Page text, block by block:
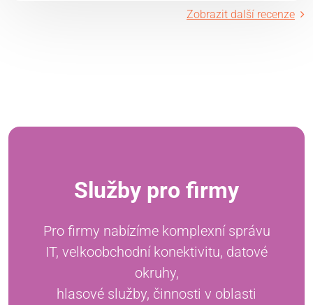
Zobrazit další recenze
Služby pro firmy
Pro firmy nabízíme komplexní správu
IT, velkoobchodní konektivitu, datové
okruhy,
hlasové služby, činnosti v oblasti